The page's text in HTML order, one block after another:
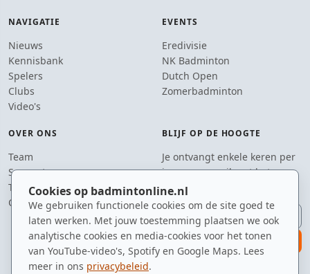
Cookies op badmintonline.nl
We gebruiken functionele cookies om de site goed te
laten werken. Met jouw toestemming plaatsen we ook
analytische cookies en media-cookies voor het tonen
van YouTube-video's, Spotify en Google Maps. Lees
meer in ons privacybeleid.
NAVIGATIE
Nieuws
Kennisbank
Spelers
Clubs
Video's
EVENTS
Eredivisie
NK Badminton
Dutch Open
Zomerbadminton
OVER ONS
Team
Supporters
Tip de redactie
Contact
BLIJF OP DE HOOGTE
Je ontvangt enkele keren per
jaar een e-mail met het
laatste badmintonnieuws.
E-mailadres
aanmelden